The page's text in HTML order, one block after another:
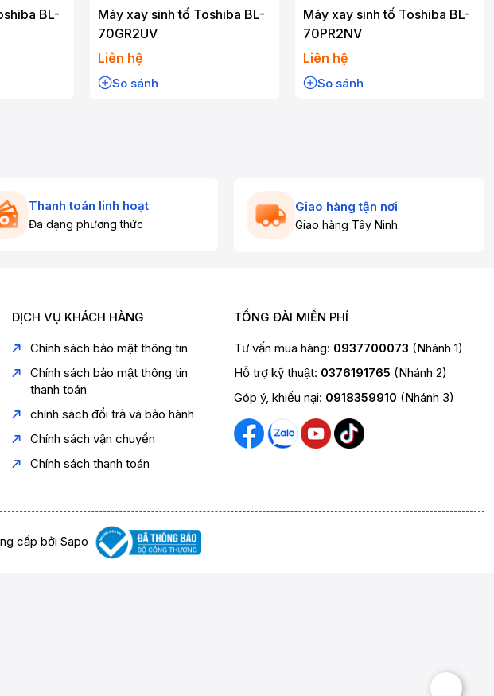
BL-
Máy xay sinh tố Toshiba BL-
70GR2UV
Liên hệ
So sánh
Máy xay sinh tố Toshiba BL-
70PR2NV
Liên hệ
So sánh
Thanh toán linh hoạt
Đa dạng phương thức
Giao hàng tận nơi
Giao hàng Tây Ninh
DỊCH VỤ KHÁCH HÀNG
Chính sách bảo mật thông tin
Chính sách bảo mật thông tin
thanh toán
chính sách đổi trả và bảo hành
Chính sách vận chuyển
Chính sách thanh toán
TỔNG ĐÀI MIỄN PHÍ
Tư vấn mua hàng: 0937700073 (Nhánh 1)
Hỗ trợ kỹ thuật: 0376191765 (Nhánh 2)
Góp ý, khiếu nại: 0918359910 (Nhánh 3)
cấp bởi Sapo